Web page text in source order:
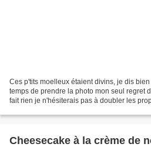
Ces p'tits moelleux étaient divins, je dis
temps de prendre la photo mon seul regret
fait rien je n'hésiterais pas à doubler les
Cheesecake à la crème de